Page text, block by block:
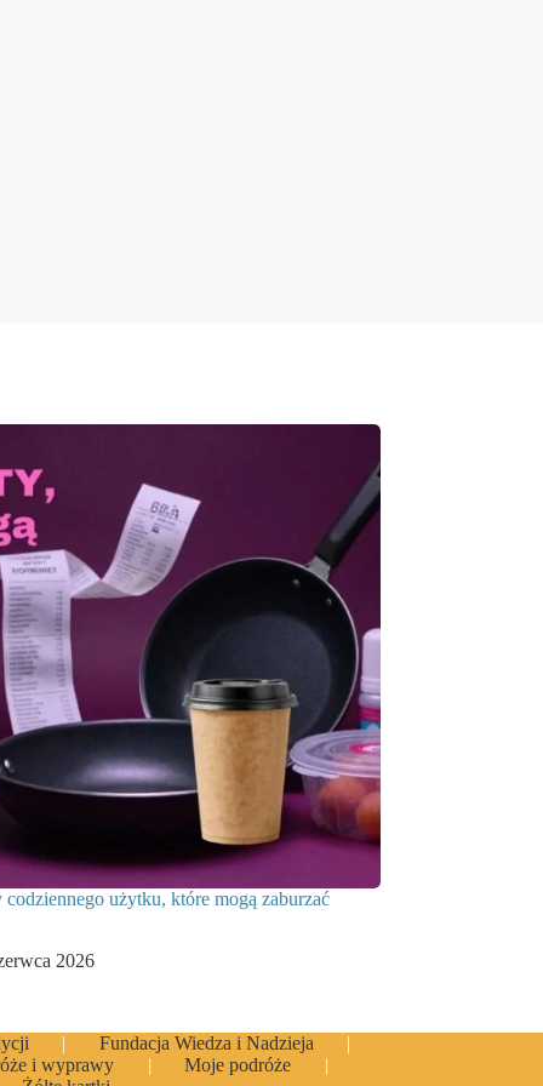
codziennego użytku, które mogą zaburzać
2026
Fundacja Wiedza i Nadzieja
i wyprawy
Moje podróże